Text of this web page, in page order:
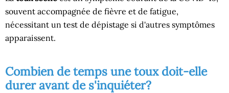
souvent accompagnée de fièvre et de fatigue,
nécessitant un test de dépistage si d'autres symptômes
apparaissent.
Combien de temps une toux doit-elle
durer avant de s'inquiéter?